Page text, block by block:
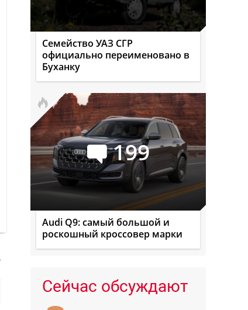
Семейство УАЗ СГР
официально переименовано в
Буханку
199
Audi Q9: самый большой и
роскошный кроссовер марки
Сейчас обсуждают